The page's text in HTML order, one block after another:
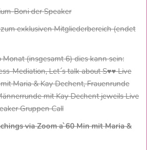
Boni der Speaker
exklusiven Mitgliederbereich (endet
Monat (insgesamt 6) dies kann sein:
Mediation, Let´s talk about S♥♥ Live
Maria & Kay Dechent, Frauenrunde
mit Kay Dechent jeweils Live
Gruppen Call
via Zoom a`60 Min mit Maria &